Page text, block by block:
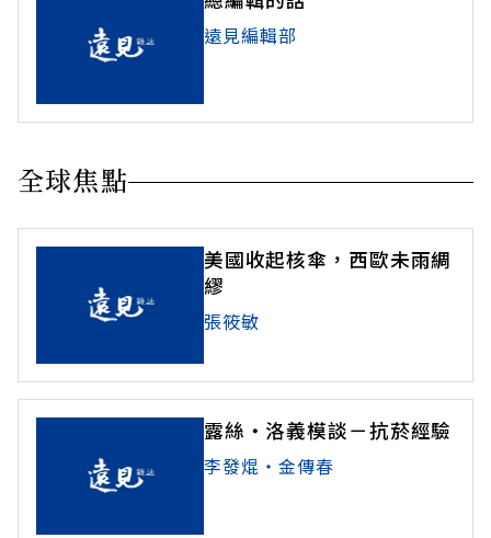
遠見編輯部
全球焦點
美國收起核傘，西歐未雨綢
繆
張筱敏
露絲‧洛義模談－抗菸經驗
李發焜‧金傳春